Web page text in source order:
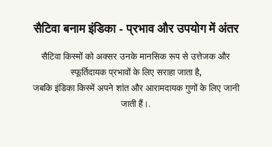
सैटिवा बनाम इंडिका - प्रभाव और उपयोग में अंतर
सैटिवा किस्मों को अक्सर उनके मानसिक रूप से उत्तेजक और
स्फूर्तिदायक प्रभावों के लिए सराहा जाता है,
जबकि इंडिका किस्में अपने शांत और आरामदायक गुणों के लिए जानी
जाती हैं।.